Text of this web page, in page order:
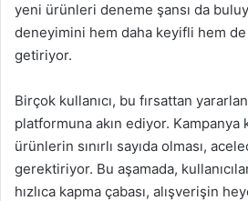
yeni ürünleri deneme şansı da
deneyimini hem daha keyifli hem
getiriyor.
Birçok kullanıcı, bu fırsattan
platformuna akın ediyor. Kampanya
ürünlerin sınırlı sayıda olması,
gerektiriyor. Bu aşamada,
hızlıca kapma çabası, alışverişin